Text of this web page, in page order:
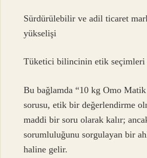
Sürdürülebilir ve adil ticaret
yükselişi
Tüketici bilincinin etik seçimleri
Bu bağlamda “10 kg Omo Matik
sorusu, etik bir değerlendirme
maddi bir soru olarak kalır;
sorumluluğunu sorgulayan bir
haline gelir.